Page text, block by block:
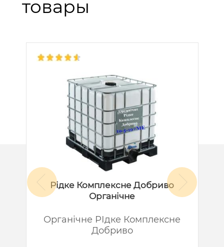
товары
Рідке Комплексне Добриво
Органічне
Органічне РІдке Комплексне
Добриво